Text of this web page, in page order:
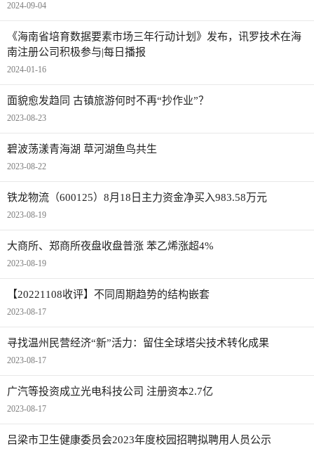
2024-09-04
《海南省培育数据要素市场三年行动计划》发布，讯罗技术在海
南注册公司积极参与|每日播报
2024-01-16
面貌愈发趋同 古镇旅游何时不再“抄作业”？
2023-08-23
碧波荡漾青海湖 草河湖鱼鸟共生
2023-08-22
铁龙物流（600125）8月18日主力资金净买入983.58万元
2023-08-19
大商所、郑商所夜盘收盘普涨 苯乙烯涨超4%
2023-08-19
【20221108收评】不同周期趋势的结构嵌套
2023-08-17
寻找温州民营经济“新”活力：留住全球塔尖技术转化成果
2023-08-17
广汽等投资成立光电科技公司 注册资本2.7亿
2023-08-17
吕梁市卫生健康委员会2023年度校园招聘拟聘用人员公示